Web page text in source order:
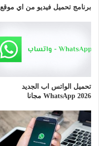
برنامج تحميل فيديو من اي موقع
تحميل الواتس اب الجديد
WhatsApp 2026 مجانا